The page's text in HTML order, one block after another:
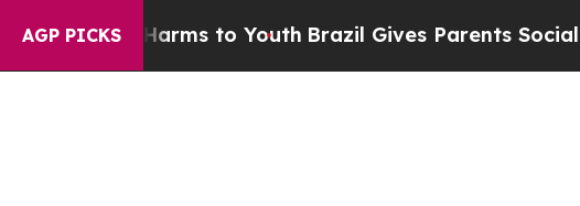
AGP PICKS
Harms to YouthBrazil Gives Parents Social Media